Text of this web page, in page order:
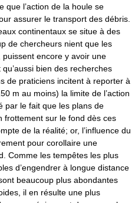
que l’action de la houle se
assurer le transport des débris.
continentaux se situe à des
de chercheurs nient que les
encore y avoir une
bien des recherches
de praticiens incitent à reporter à
m au moins) la limite de l’action
par le fait que les plans de
frottement sur le fond dès ces
de la réalité; or, l’influence du
pour corollaire une
Comme les tempêtes les plus
d’engendrer à longue distance
beaucoup plus abondantes
il en résulte une plus